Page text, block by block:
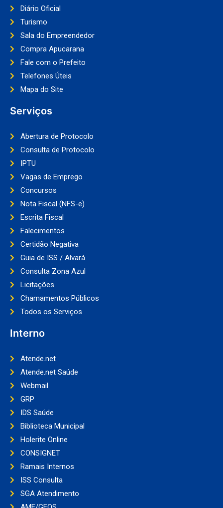
Diário Oficial
Turismo
Sala do Empreendedor
Compra Apucarana
Fale com o Prefeito
Telefones Úteis
Mapa do Site
Serviços
Abertura de Protocolo
Consulta de Protocolo
IPTU
Vagas de Emprego
Concursos
Nota Fiscal (NFS-e)
Escrita Fiscal
Falecimentos
Certidão Negativa
Guia de ISS / Alvará
Consulta Zona Azul
Licitações
Chamamentos Públicos
Todos os Serviços
Interno
Atende.net
Atende.net Saúde
Webmail
GRP
IDS Saúde
Biblioteca Municipal
Holerite Online
CONSIGNET
Ramais Internos
ISS Consulta
SGA Atendimento